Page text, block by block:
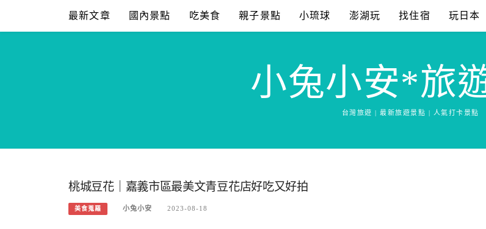
content
最新文章 國內景點 吃美食 親子景點 小琉球 澎湖玩 找住宿 玩日本
小兔小安*旅
台灣旅遊 | 最新旅遊景點 | 人氣打卡景點
桃城豆花｜嘉義市區最美文青豆花店好吃又好拍
美食蒐羅 小兔小安 2023-08-18